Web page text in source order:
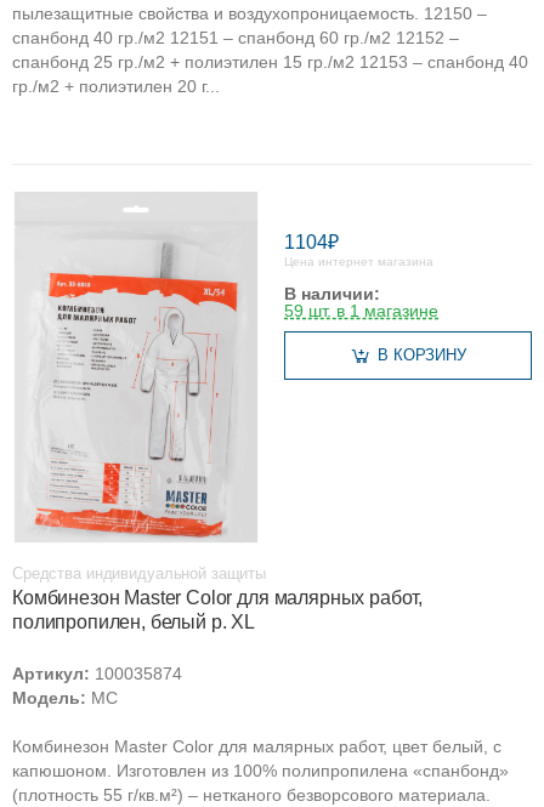
пылезащитные свойства и воздухопроницаемость. 12150 –
спанбонд 40 гр./м2 12151 – спанбонд 60 гр./м2 12152 –
спанбонд 25 гр./м2 + полиэтилен 15 гр./м2 12153 – спанбонд 40
гр./м2 + полиэтилен 20 г...
1104₽
Цена интернет магазина
В наличии:
59 шт. в 1 магазине
В КОРЗИНУ
Средства индивидуальной защиты
Комбинезон Master Color для малярных работ,
полипропилен, белый р. XL
Артикул: 100035874
Модель: MC
Комбинезон Master Color для малярных работ, цвет белый, с
капюшоном. Изготовлен из 100% полипропилена «cпанбонд»
(плотность 55 г/кв.м²) – нетканого безворсового материала.